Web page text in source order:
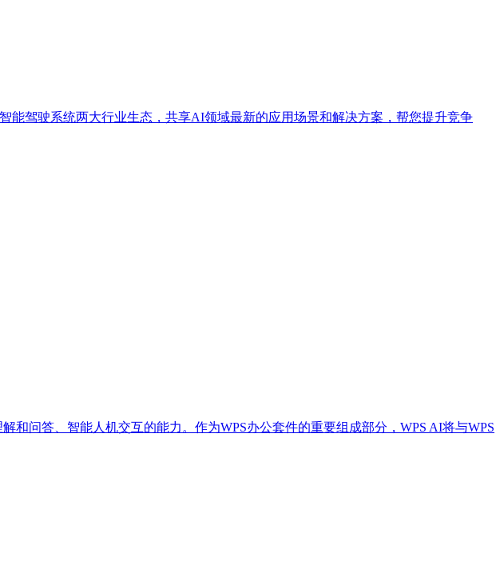
驾驶系统两大行业生态，共享AI领域最新的应用场景和解决方案，帮您提升竞争
问答、智能人机交互的能力。作为WPS办公套件的重要组成部分，WPS AI将与WPS